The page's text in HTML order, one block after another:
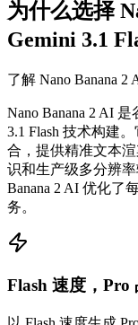
为什么选择
Gemini 3.1
了解 Nano Banana 2
Nano Banana 2 AI
3.1 Flash 技术构建
合，提供精准文本
识和生产级多分辨
Banana 2 AI 优化了
务。
Flash 速度，Pro